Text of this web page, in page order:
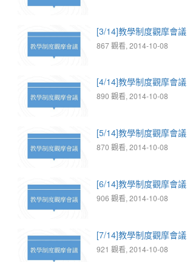
[3/14]教學制度觀摩會議
867 觀看, 2014-10-08
[4/14]教學制度觀摩會議
890 觀看, 2014-10-08
[5/14]教學制度觀摩會議
870 觀看, 2014-10-08
[6/14]教學制度觀摩會議
906 觀看, 2014-10-08
[7/14]教學制度觀摩會議
921 觀看, 2014-10-08